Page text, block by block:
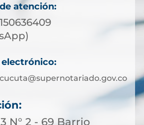
atención:
N° 2 - 69 Barrio